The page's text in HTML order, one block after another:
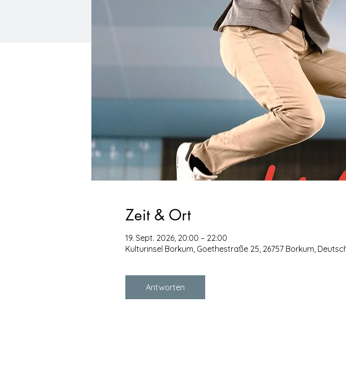
Zeit & Ort
19. Sept. 2026, 20:00 – 22:00
Kulturinsel Borkum, Goethestraße 25, 26757 Borkum,
Antworten